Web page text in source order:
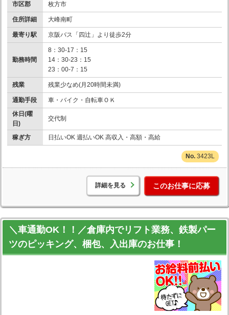
市区郡 枚方市
住所詳細 大峰南町
最寄り駅 京阪バス「四辻」より徒歩2分
勤務時間
8：30-17：15
14：30-23：15
23：00-7：15
残業 残業少なめ(月20時間未満)
通勤手段
車・バイク・自転車ＯＫ
休日(曜
日)
交代制
稼ぎ方 日払いOK 週払いOK 高収入・高額・高給
3423L
詳細を見る このお仕事に応募
＼車通勤OK！！／倉庫内でリフト業務、鉄製パー
ツのピッキング、梱包、入出庫のお仕事！